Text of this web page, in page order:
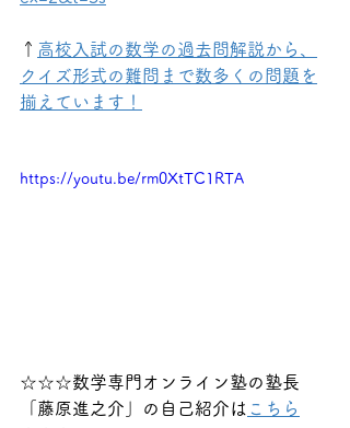
↑ 高校入試の数学の過去問解説から、
クイズ形式の難問まで数多くの問題を
揃えています！
https://youtu.be/rm0XtTC1RTA
☆☆☆数学専門オンライン塾の塾長
「藤原進之介」の自己紹介は こちら